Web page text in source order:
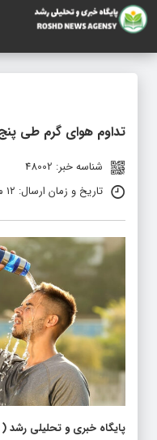
تداوم هوای گرم طی
شناسه خبر: 48002
تاریخ و زمان ارسال: ۱۲ مرداد ۱۴۰۴ ساعت ۹:۳۲
پایگاه خبری و تحلیلی رشد(